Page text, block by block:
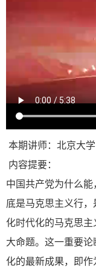
本期讲师：北京大
内容提要：
中国共产党为什么
底是马克思主义行
化时代化的马克思
大命题。这一重要
化的最新成果，即